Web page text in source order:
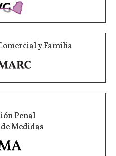
y Familia
Penal
Medidas